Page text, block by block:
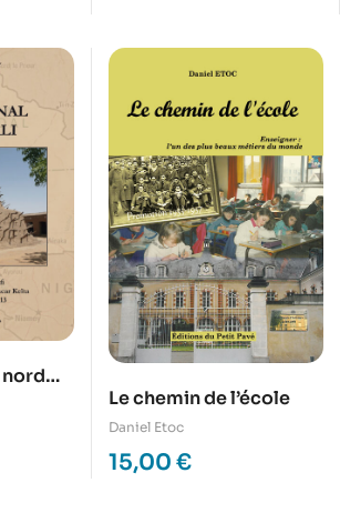
Le chemin de l’école
Daniel Etoc
15,00 €